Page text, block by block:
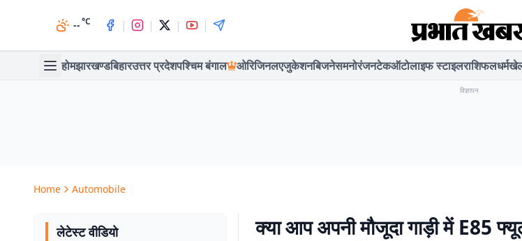
--°C | | | |
होमझारखण्डबिहारउत्तर प्रदेशपश्चिम बंगाल ओरिजिनलएजुकेशनबिजनेसमनोरंजनटेकऑटोलाइफ स्टाइलराशिफलधर्म
विज्ञापन
Home Automobile
लेटेस्ट वीडियो
क्या आप अपनी मौजूदा गाड़ी में E85